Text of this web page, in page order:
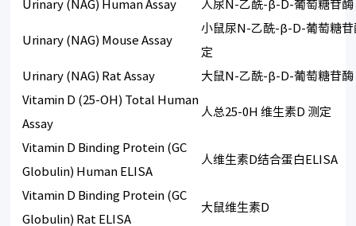
Urinary (NAG) Human Assay 人尿N-乙酰-β-D-葡萄糖苷酶
Urinary (NAG) Mouse Assay
小鼠尿N-乙酰-β-D-葡萄糖苷
定
Urinary (NAG) Rat Assay
大鼠N-乙酰-β-D-葡萄糖苷酶
Vitamin D (25-OH) Total Human
Assay
人总25-0H 维生素D 测定
Vitamin D Binding Protein (GC
Globulin) Human ELISA
人维生素D结合蛋白ELISA
Vitamin D Binding Protein (GC
Globulin) Rat ELISA
大鼠维生素D